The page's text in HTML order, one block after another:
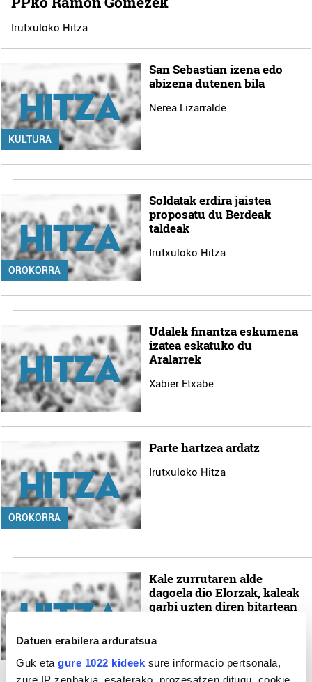
Datuen erabilera arduratsua
Guk eta gure 1022 kideek sure informacio pertsonala,
zure IP zenbakia, esaterako, prozesatzen ditugu, cookie
Irutxuloko Hitza
KULTURA
San Sebastian izena edo
abizena dutenen bila
Nerea Lizarralde
OROKORRA
Soldatak erdira jaistea
proposatu du Berdeak
taldeak
Irutxuloko Hitza
Udalek finantza eskumena
izatea eskatuko du
Aralarrek
Xabier Etxabe
OROKORRA
Parte hartzea ardatz
Irutxuloko Hitza
Kale zurrutaren alde
dagoela dio Elorzak, kaleak
garbi uzten diren bitartean